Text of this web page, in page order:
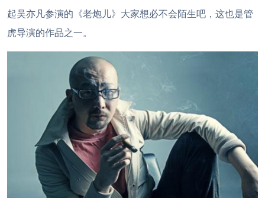
起吴亦凡参演的《老炮儿》大家想必不会陌生吧，这也是管
虎导演的作品之一。